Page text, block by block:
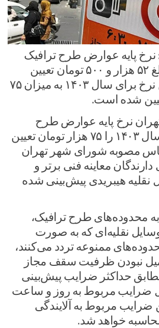
پایه عوارض طرح ترافیک
سال ۱۴۰۲ مبلغ ۵۲ هزار و ۵۰۰ تومان تعیین
شده بود و این نرخ برای سال ۱۴۰۳ به میزان ۷۵
شده است.
نرخ پایه عوارض طرح
ترافیک برای سال ۱۴۰۳ را ۷۵ هزار تومان تعیین
مصوبه شورای شهر تهران
معاینه فنی برتر و
نقلیه هیبریدی پیش‌بینی شده
محدوده‌های طرح ترافیک،
نقلیه‌ای که به صورت
ممنوعه تردد می‌کنند،
نبودن ظرفیت سقف مجاز
حداکثر ضرایب پیش‌بینی
ضرایب مربوط به روز و ساعت
ضرایب مربوط به آلایندگی
خواهد شد.